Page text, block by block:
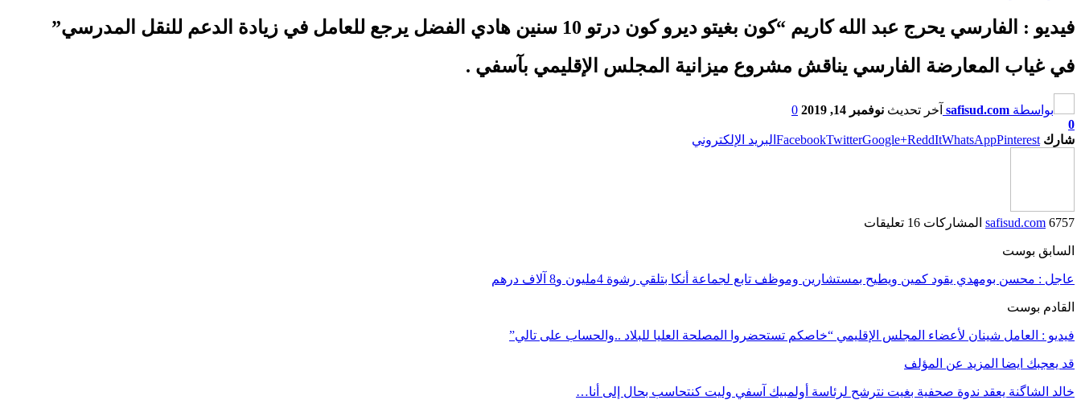
فيديو : الفارسي يحرج عبد الله كاريم “كون بغيتو ديرو كون درتو 10 سنين هادي الفضل يرجع للعامل في زيادة الدعم للنقل المدرسي”
في غياب المعارضة الفارسي يناقش مشروع ميزانية المجلس الإقليمي بآسفي .
بواسطة safisud.com آخر تحديث نوفمبر 14, 2019
0
0
شارك
FacebookTwitterGoogle+ReddItWhatsAppPinterest البريد الإلكتروني
safisud.com 6757 المشاركات 16 تعليقات
السابق بوست
عاجل : محسن بومهدي يقود كمين ويطيح بمستشارين وموظف تابع لجماعة أنكا بتلقي رشوة 4مليون و8 آلاف درهم
القادم بوست
فيديو : العامل شينان لأعضاء المجلس الإقليمي “خاصكم تستحضروا المصلحة العليا للبلاد ..والحساب على تالي”
قد يعجبك ايضا المزيد عن المؤلف
خالد الشاگنة يعقد ندوة صحفية بغيت نترشح لرئاسة أولمبيك آسفي وليت كنتحاسب بحال إلى أنا…